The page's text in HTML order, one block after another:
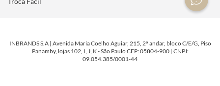
INBRANDS S.A | Avenida Maria Coelho Aguiar, 215, 2º andar, bloco C/E/G, Piso
Panamby, lojas 102, I, J, K - São Paulo CEP: 05804-900 | CNPJ:
09.054.385/0001-44